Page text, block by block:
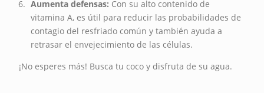
Aumenta defensas: Con su alto contenido de
vitamina A, es útil para reducir las probabilidades de
contagio del resfriado común y también ayuda a
retrasar el envejecimiento de las células.
¡No esperes más! Busca tu coco y disfruta de su agua.